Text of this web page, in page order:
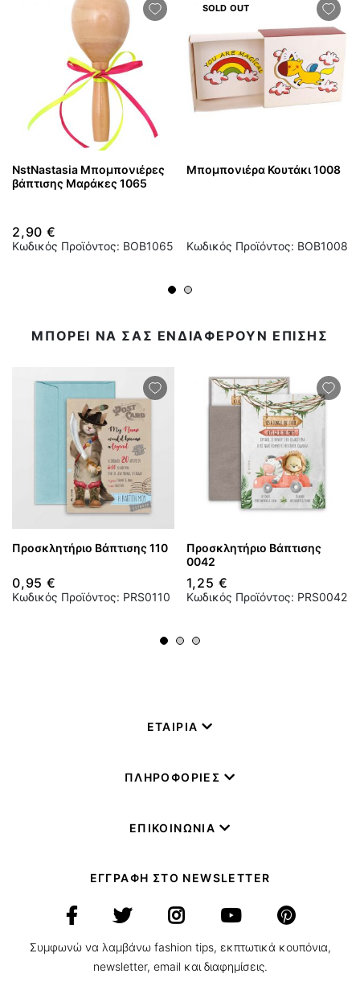
NstNastasia Μπομπονιέρες
βάπτισης Μαράκες 1065
2,90 €
Κωδικός Προϊόντος: BOB1065
SOLD OUT
Μπομπονιέρα Κουτάκι 1008
Κωδικός Προϊόντος: BOB1008
ΜΠΟΡΕΙ ΝΑ ΣΑΣ ΕΝΔΙΑΦΕΡΟΥΝ ΕΠΙΣΗΣ
Προσκλητήριο Βάπτισης 110
0,95 €
Κωδικός Προϊόντος: PRS0110
Προσκλητήριο Βάπτισης
0042
1,25 €
Κωδικός Προϊόντος: PRS0042
ΕΤΑΙΡΙΑ
ΠΛΗΡΟΦΟΡΙΕΣ
ΕΠΙΚΟΙΝΩΝΙΑ
ΕΓΓΡΑΦΗ ΣΤΟ NEWSLETTER
Συμφωνώ να λαμβάνω fashion tips, εκπτωτικά κουπόνια,
newsletter, email και διαφημίσεις.